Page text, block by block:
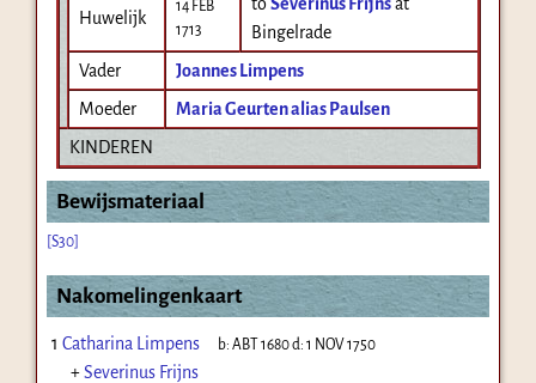
Huwelijk
14 FEB
1713
Bingelrade
Vader
Joannes Limpens
Moeder
Maria Geurten alias Paulsen
KINDEREN
Bewijsmateriaal
[S30]
Nakomelingenkaart
1 Catharina Limpens b:ABT 1680d:1 NOV 1750
+Severinus Frijns